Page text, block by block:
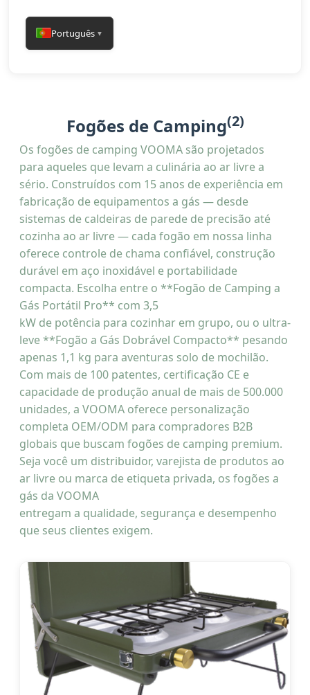
Português ▼
Fogões de Camping(2)
Os fogões de camping VOOMA são projetados
para aqueles que levam a culinária ao ar livre a
sério. Construídos com 15 anos de experiência em
fabricação de equipamentos a gás — desde
sistemas de caldeiras de parede de precisão até
cozinha ao ar livre — cada fogão em nossa linha
oferece controle de chama confiável, construção
durável em aço inoxidável e portabilidade
compacta. Escolha entre o **Fogão de Camping a
Gás Portátil Pro** com 3,5
kW de potência para cozinhar em grupo, ou o ultra-
leve **Fogão a Gás Dobrável Compacto** pesando
apenas 1,1 kg para aventuras solo de mochilão.
Com mais de 100 patentes, certificação CE e
capacidade de produção anual de mais de 500.000
unidades, a VOOMA oferece personalização
completa OEM/ODM para compradores B2B
globais que buscam fogões de camping premium.
Seja você um distribuidor, varejista de produtos ao
ar livre ou marca de etiqueta privada, os fogões a
gás da VOOMA
entregam a qualidade, segurança e desempenho
que seus clientes exigem.